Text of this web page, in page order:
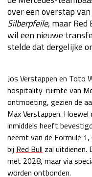
GP MEXICO 2026
Kwalificatie
Race
Kwalificatie
Race
GP ABU DHABI
Kwalificatie
Race
over een overstap
Silberpfeile, maar
wil een nieuwe
stelde dat dergelijke
Jos Verstappen en Toto
hospitality-ruimte van
ontmoeting, gezien de
Max Verstappen.
inmiddels heeft
neemt van de Formule
bij Red Bull zal
met 2028, maar via
worden ontbonden.